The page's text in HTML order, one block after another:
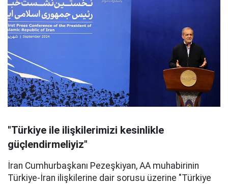
"Türkiye ile ilişkilerimizi kesinlikle
güçlendirmeliyiz"
İran Cumhurbaşkanı Pezeşkiyan, AA muhabirinin
Türkiye-İran ilişkilerine dair sorusu üzerine "Türkiye